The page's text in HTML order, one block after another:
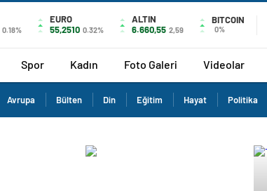
0.18%
EURO
55,2510 0.32%
ALTIN
6.660,55 2,59
BITCOIN
0%
Spor Kadın Foto Galeri Videolar
Avrupa Bülten Din Eğitim Hayat Politika